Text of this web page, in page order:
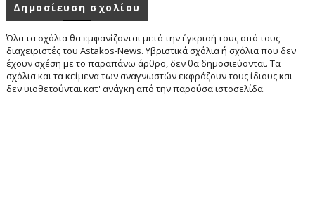
Δημοσίευση σχολίου
Όλα τα σχόλια θα εμφανίζονται μετά την έγκρισή τους από τους
διαχειριστές του Astakos-News. Υβριστικά σχόλια ή σχόλια που δεν
έχουν σχέση με το παραπάνω άρθρο, δεν θα δημοσιεύονται. Τα
σχόλια και τα κείμενα των αναγνωστών εκφράζουν τους ίδιους και
δεν υιοθετούνται κατ' ανάγκη από την παρούσα ιστοσελίδα.